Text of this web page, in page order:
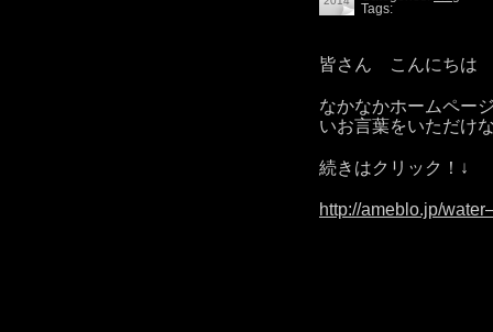
Tags:
皆さん こんにちは
なかなかホームペー
いお言葉をいただけ
続きはクリック！↓
http://ameblo.jp/